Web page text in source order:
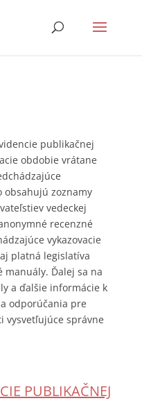
publikačnej
obdobie vrátane
obsahujú zoznamy
vedeckej
recenzné
vykazovacie
platná legislatíva
manuály. Ďalej sa na
a ďalšie informácie k
a odporúčania pre
vysvetľujúce správne
PUBLIKAČNEJ